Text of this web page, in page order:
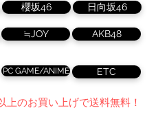
櫻坂46 日向坂46
AKB48
≒JOY
PC GAME/ANIME ETC
上のお買い上げで送料無料！